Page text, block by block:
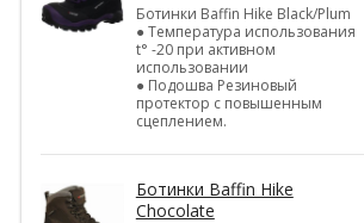
Ботинки Baffin Hike Black/Plum
● Температура использования
t° -20 при активном
использовании
● Подошва Резиновый
протектор с повышенным
сцеплением.
Ботинки Baffin Hike
Chocolate